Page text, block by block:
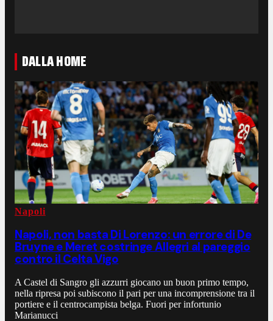
DALLA HOME
Napoli
Napoli, non basta Di Lorenzo: un errore di De
Bruyne e Meret costringe Allegri al pareggio
contro il Celta Vigo
A Castel di Sangro gli azzurri giocano un buon primo tempo,
nella ripresa poi subiscono il pari per una incomprensione tra il
portiere e il centrocampista belga. Fuori per infortunio
Marianucci